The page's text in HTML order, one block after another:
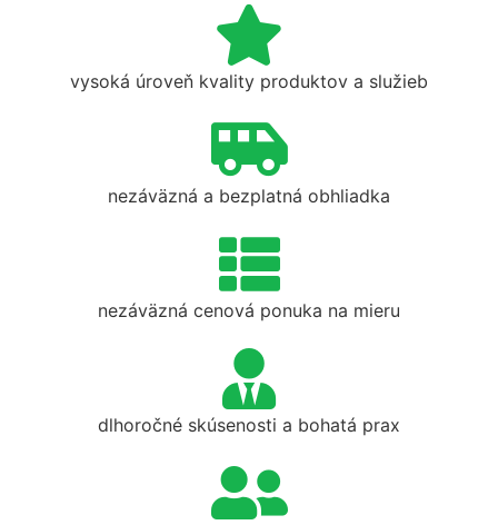
vysoká úroveň kvality produktov a služieb
nezáväzná a bezplatná obhliadka
nezáväzná cenová ponuka na mieru
dlhoročné skúsenosti a bohatá prax